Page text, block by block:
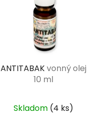
ANTITABAKvonný olej
10 ml
Skladom (4 ks)